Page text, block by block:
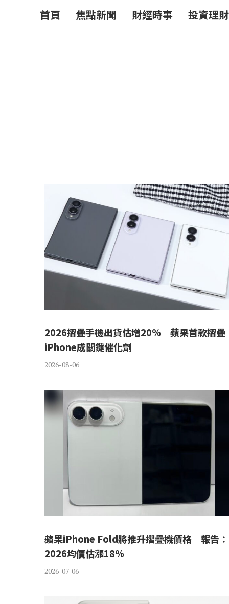
首頁 焦點新聞 財經時事 投資理財
2026摺疊手機出貨估增20% 蘋果首款摺疊
iPhone成關鍵催化劑
2026-08-06
蘋果iPhone Fold將推升摺疊機價格 報告：
2026均價估漲18%
2026-07-06